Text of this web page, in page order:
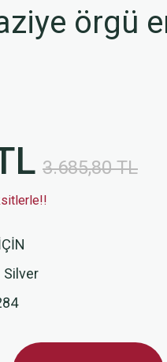
örgü
3.685,80 TL
Silver